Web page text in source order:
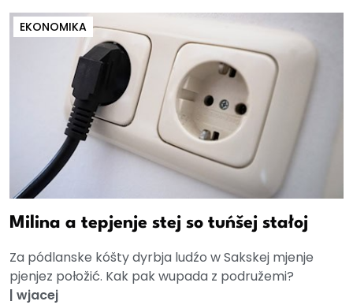
EKONOMIKA
Milina a tepjenje stej so tuńšej stałoj
Za pódlanske kóšty dyrbja ludźo w Sakskej mjenje
pjenjez połožić. Kak pak wupada z podružemi?
| wjacej